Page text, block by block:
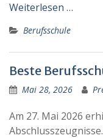
Weiterlesen …
Berufsschule
Beste
Mai 28, 2026
Am 27. Mai 2026